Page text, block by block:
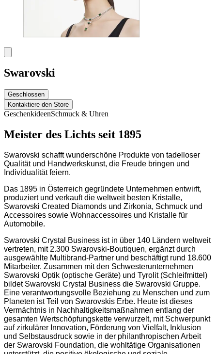
Swarovski
Geschlossen
Kontaktiere den Store
GeschenkideenSchmuck & Uhren
Meister des Lichts seit 1895
Swarovski schafft wunderschöne Produkte von tadelloser
Qualität und Handwerkskunst, die Freude bringen und
Individualität feiern.
Das 1895 in Österreich gegründete Unternehmen entwirft,
produziert und verkauft die weltweit besten Kristalle,
Swarovski Created Diamonds und Zirkonia, Schmuck und
Accessoires sowie Wohnaccessoires und Kristalle für
Automobile.
Swarovski Crystal Business ist in über 140 Ländern weltweit
vertreten, mit 2.300 Swarovski-Boutiquen, ergänzt durch
ausgewählte Multibrand-Partner und beschäftigt rund 18.600
Mitarbeiter. Zusammen mit den Schwesterunternehmen
Swarovski Optik (optische Geräte) und Tyrolit (Schleifmittel)
bildet Swarovski Crystal Business die Swarovski Gruppe.
Eine verantwortungsvolle Beziehung zu Menschen und zum
Planeten ist Teil von Swarovskis Erbe. Heute ist dieses
Vermächtnis in Nachhaltigkeitsmaßnahmen entlang der
gesamten Wertschöpfungskette verwurzelt, mit Schwerpunkt
auf zirkulärer Innovation, Förderung von Vielfalt, Inklusion
und Selbstausdruck sowie in der philanthropischen Arbeit
der Swarovski Foundation, die wohltätige Organisationen